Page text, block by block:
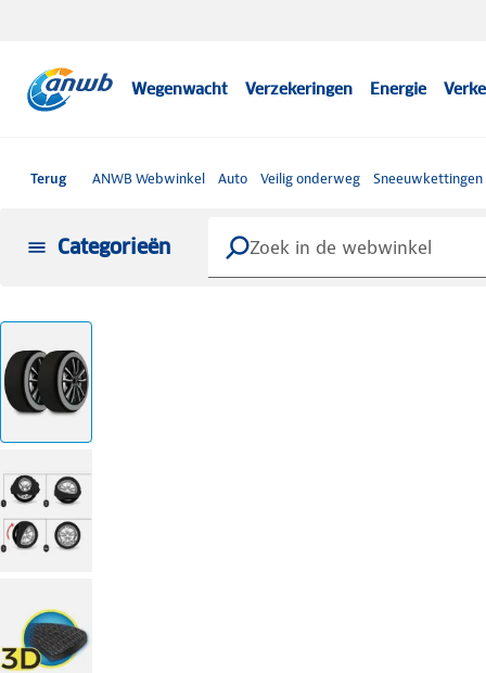
Wegenwacht Verzekeringen Energie
Terug ANWB Webwinkel Auto Veilig onderweg Sneeuwkettingen
Categorieën